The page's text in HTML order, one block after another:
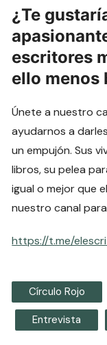
¿Te
escritores
ello menos
Únete a nuestro
ayudarnos a
un empujón. Sus
libros, su pelea
igual o mejor que
nuestro canal
https://t.me/
Círculo Rojo
Entrevista